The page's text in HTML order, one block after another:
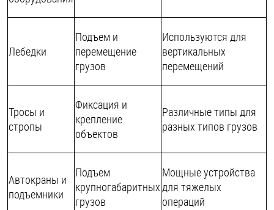
Лебедки
Подъем и
перемещение
грузов
Используются для
вертикальных
перемещений
Тросы и
стропы
Фиксация и
крепление
объектов
Различные типы для
разных типов грузов
Автокраны и
подъемники
Подъем
крупногабаритных
грузов
Мощные устройства
для тяжелых
операций